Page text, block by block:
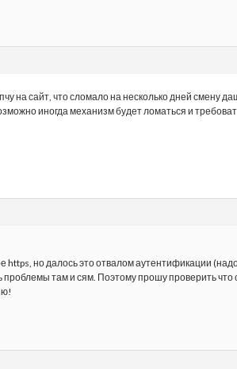
на сайт, что сломало на несколько дней смену
иногда механизм будет ломаться и
но далось это отвалом аутентификации
там и сям. Поэтому прошу проверить